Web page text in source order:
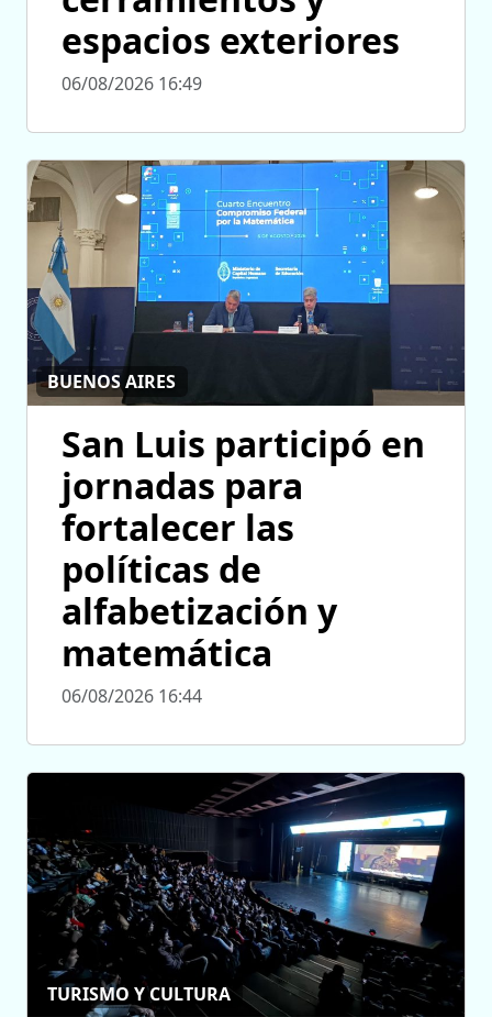
espacios exteriores
06/08/2026 16:49
BUENOS AIRES
San Luis participó en
jornadas para
fortalecer las
políticas de
alfabetización y
matemática
06/08/2026 16:44
TURISMO Y CULTURA